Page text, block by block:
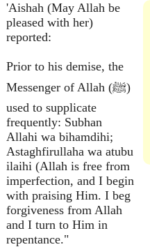
'Aishah (May Allah be
pleased with her)
reported:
Prior to his demise, the
Messenger of Allah (ﷺ)
used to supplicate
frequently: Subhan
Allahi wa bihamdihi;
Astaghfirullaha wa atubu
ilaihi (Allah is free from
imperfection, and I begin
with praising Him. I beg
forgiveness from Allah
and I turn to Him in
repentance."